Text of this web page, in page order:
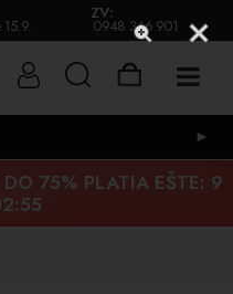
ZV:
0948 346 901
►
DO 75% PLATIA EŠTE: 9